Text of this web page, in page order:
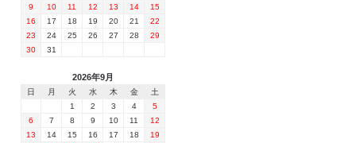
9
10 11 12 13 14
15
16
17 18 19 20 21
22
23
24 25 26 27 28
29
30
31
2026年9月
日 月 火 水 木 金
土
1
2 3 4
5
6
7 8 9 10 11
12
13
14 15 16 17 18
19